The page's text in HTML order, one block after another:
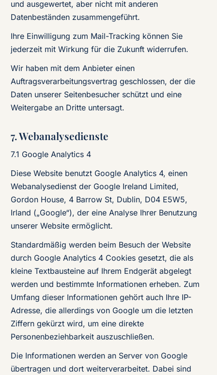
und ausgewertet, aber nicht mit anderen
Datenbeständen zusammengeführt.
Ihre Einwilligung zum Mail-Tracking können Sie
jederzeit mit Wirkung für die Zukunft widerrufen.
Wir haben mit dem Anbieter einen
Auftragsverarbeitungsvertrag geschlossen, der die
Daten unserer Seitenbesucher schützt und eine
Weitergabe an Dritte untersagt.
7. Webanalysedienste
7.1 Google Analytics 4
Diese Website benutzt Google Analytics 4, einen
Webanalysedienst der Google Ireland Limited,
Gordon House, 4 Barrow St, Dublin, D04 E5W5,
Irland („Google“), der eine Analyse Ihrer Benutzung
unserer Website ermöglicht.
Standardmäßig werden beim Besuch der Website
durch Google Analytics 4 Cookies gesetzt, die als
kleine Textbausteine auf Ihrem Endgerät abgelegt
werden und bestimmte Informationen erheben. Zum
Umfang dieser Informationen gehört auch Ihre IP-
Adresse, die allerdings von Google um die letzten
Ziffern gekürzt wird, um eine direkte
Personenbeziehbarkeit auszuschließen.
Die Informationen werden an Server von Google
übertragen und dort weiterverarbeitet. Dabei sind